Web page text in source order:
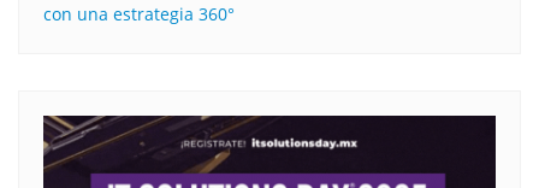
con una estrategia 360°